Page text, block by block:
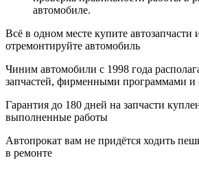
автомобиле.
Всё в одном месте купите автозапчасти
отремонтируйте автомобиль
Чиним автомобили с 1998 года
запчастей, фирменными программами и
Гарантия до 180 дней на запчасти
выполненные работы
Автопрокат вам не придётся ходить
в ремонте